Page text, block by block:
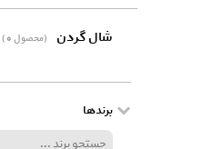
(0 محصول) شال گردن
برندها